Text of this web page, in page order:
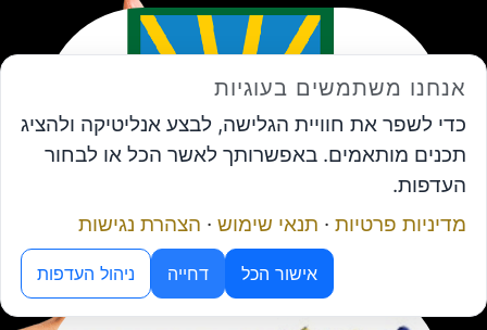
יהודה חזן – גזבר עיריית שדרות
מנוע ה-AI של פורום המנכ"לים
תיאום פגישה
אנחנו משתמשים בעוגיות
כדי לשפר את חוויית הגלישה, לבצע אנליטיקה ולהציג
תכנים מותאמים. באפשרותך לאשר הכל או לבחור
העדפות.
מדיניות פרטיות · תנאי שימוש · הצהרת נגישות
אישור הכל דחייה ניהול העדפות